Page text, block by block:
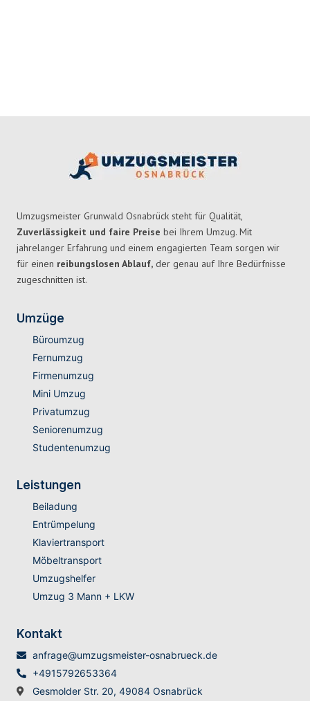
Umzugsmeister Grunwald Osnabrück steht für Qualität,
Zuverlässigkeit und faire Preise bei Ihrem Umzug. Mit
jahrelanger Erfahrung und einem engagierten Team sorgen wir
für einen reibungslosen Ablauf, der genau auf Ihre Bedürfnisse
zugeschnitten ist.
Umzüge
Büroumzug
Fernumzug
Firmenumzug
Mini Umzug
Privatumzug
Seniorenumzug
Studentenumzug
Leistungen
Beiladung
Entrümpelung
Klaviertransport
Möbeltransport
Umzugshelfer
Umzug 3 Mann + LKW
Kontakt
anfrage@umzugsmeister-osnabrueck.de
+4915792653364
Gesmolder Str. 20, 49084 Osnabrück